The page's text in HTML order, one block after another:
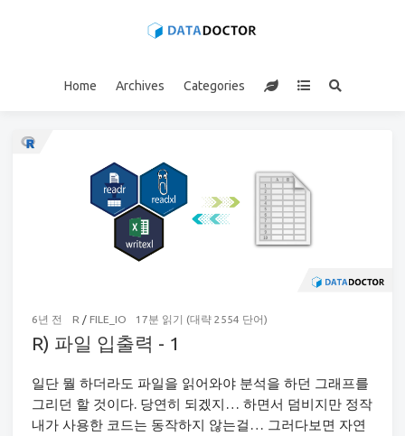
Home Archives Categories
6년 전 R / FILE_IO 17분 읽기 (대략 2554 단어)
R) 파일 입출력 - 1
일단 뭘 하더라도 파일을 읽어와야 분석을 하던 그래프를
그리던 할 것이다. 당연히 되겠지… 하면서 덤비지만 정작
내가 사용한 코드는 동작하지 않는걸… 그러다보면 자연